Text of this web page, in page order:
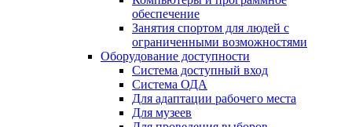
обеспечение
Занятия спортом для людей с
ограниченными возможностями
Оборудование доступности
Система доступный вход
Система ОДА
Для адаптации рабочего места
Для музеев